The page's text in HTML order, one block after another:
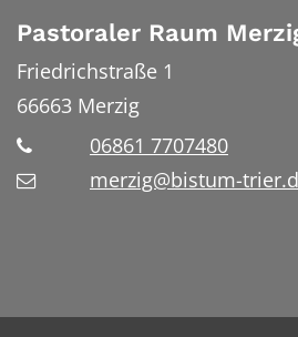
Pastoraler Raum
Friedrichstraße 1
66663 Merzig
06861 7707480
merzig@bistum-